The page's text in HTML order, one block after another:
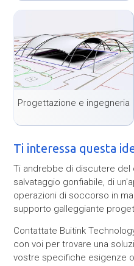
Progettazione e ingegneria
Ti interessa questa
Ti andrebbe di discutere
salvataggio gonfiabile, di
operazioni di soccorso in
supporto galleggiante
Contattate Buitink
con voi per trovare una
vostre specifiche esigenze